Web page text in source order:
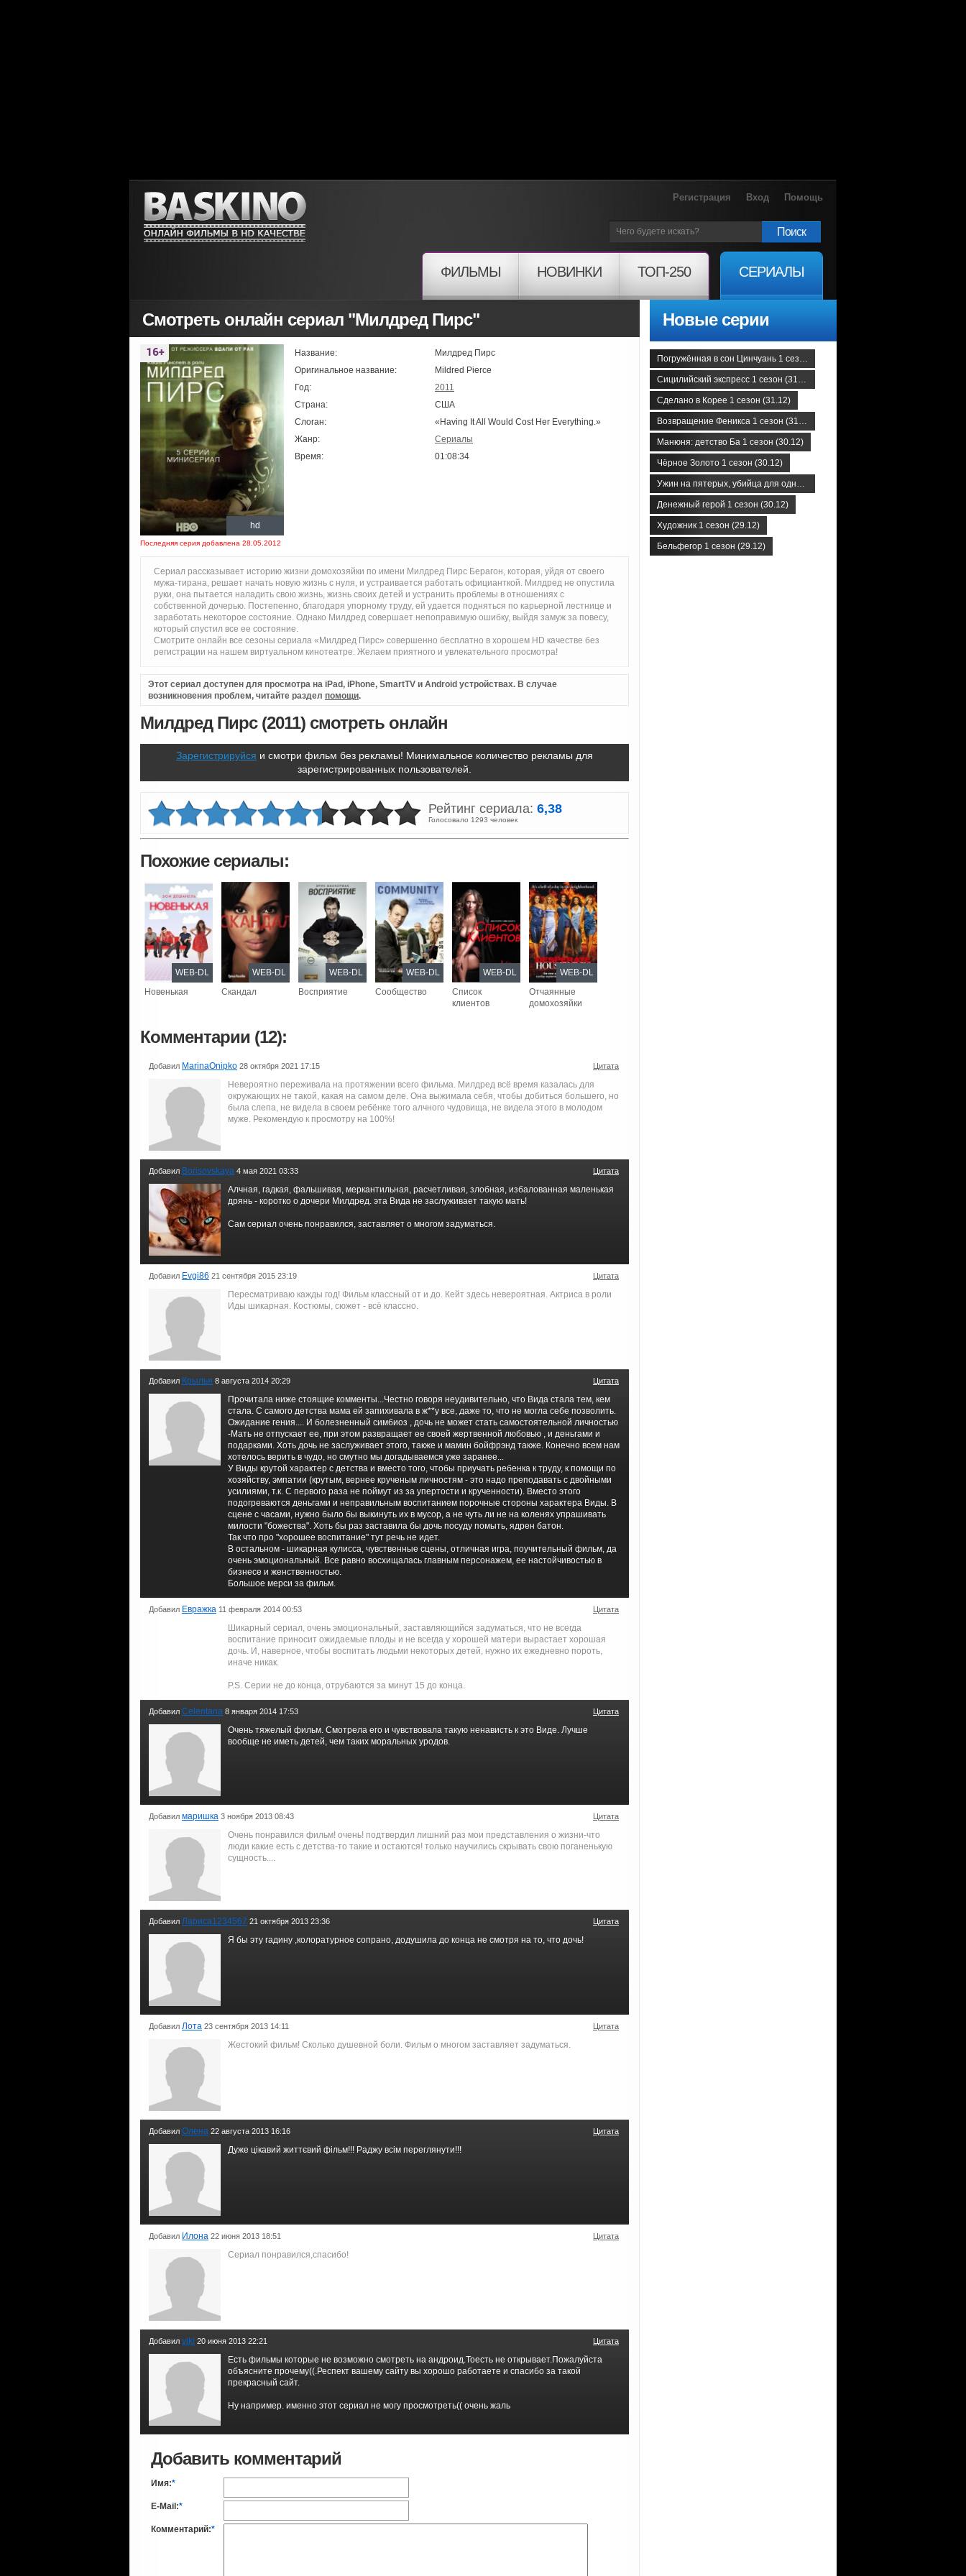
Регистрация Вход Помощь
Поиск
ФИЛЬМЫ НОВИНКИ ТОП-250 СЕРИАЛЫ
Смотреть онлайн сериал "Милдред Пирс"
hd
Последняя серия добавлена 28.05.2012
Название:
Милдред Пирс
Оригинальное название:
Mildred Pierce
Год:
2011
Страна:
США
Слоган:
«Having It All Would Cost Her Everything.»
Жанр:
Сериалы
Время:
01:08:34
Сериал рассказывает историю жизни домохозяйки по имени Милдред Пирс Берагон, которая, уйдя от своего
мужа-тирана, решает начать новую жизнь с нуля, и устраивается работать официанткой. Милдред не опустила
руки, она пытается наладить свою жизнь, жизнь своих детей и устранить проблемы в отношениях с
собственной дочерью. Постепенно, благодаря упорному труду, ей удается подняться по карьерной лестнице и
заработать некоторое состояние. Однако Милдред совершает непоправимую ошибку, выйдя замуж за повесу,
который спустил все ее состояние.
Смотрите онлайн все сезоны сериала «Милдред Пирс» совершенно бесплатно в хорошем HD качестве без
регистрации на нашем виртуальном кинотеатре. Желаем приятного и увлекательного просмотра!
Этот сериал доступен для просмотра на iPad, iPhone, SmartTV и Android устройствах. В случае
возникновения проблем, читайте раздел помощи.
Милдред Пирс (2011) смотреть онлайн
Зарегистрируйся и смотри фильм без рекламы! Минимальное количество рекламы для
зарегистрированных пользователей.
Рейтинг сериала: 6,38
Голосовало 1293 человек
Похожие сериалы:
Новенькая
WEB-DL
Скандал
WEB-DL
Восприятие
WEB-DL
Сообщество
WEB-DL
Список
клиентов
WEB-DL
Отчаянные
домохозяйки
WEB-DL
Комментарии (12):
Добавил MarinaOnipko 28 октября 2021 17:15 Цитата
Невероятно переживала на протяжении всего фильма. Милдред всё время казалась для
окружающих не такой, какая на самом деле. Она выжимала себя, чтобы добиться большего, но
была слепа, не видела в своем ребёнке того алчного чудовища, не видела этого в молодом
муже. Рекомендую к просмотру на 100%!
Добавил Borisovskaya 4 мая 2021 03:33 Цитата
Алчная, гадкая, фальшивая, меркантильная, расчетливая, злобная, избалованная маленькая
дрянь - коротко о дочери Милдред. эта Вида не заслуживает такую мать!
Сам сериал очень понравился, заставляет о многом задуматься.
Добавил Evgi86 21 сентября 2015 23:19 Цитата
Пересматриваю кажды год! Фильм классный от и до. Кейт здесь невероятная. Актриса в роли
Иды шикарная. Костюмы, сюжет - всё классно.
Добавил Крылья 8 августа 2014 20:29 Цитата
Прочитала ниже стоящие комменты...Честно говоря неудивительно, что Вида стала тем, кем
стала. С самого детства мама ей запихивала в ж**у все, даже то, что не могла себе позволить.
Ожидание гения.... И болезненный симбиоз , дочь не может стать самостоятельной личностью
-Мать не отпускает ее, при этом развращает ее своей жертвенной любовью , и деньгами и
подарками. Хоть дочь не заслуживает этого, также и мамин бойфрэнд также. Конечно всем нам
хотелось верить в чудо, но смутно мы догадываемся уже заранее...
У Виды крутой характер с детства и вместо того, чтобы приучать ребенка к труду, к помощи по
хозяйству, эмпатии (крутым, вернее крученым личностям - это надо преподавать с двойными
усилиями, т.к. С первого раза не поймут из за упертости и крученности). Вместо этого
подогреваются деньгами и неправильным воспитанием порочные стороны характера Виды. В
сцене с часами, нужно было бы выкинуть их в мусор, а не чуть ли не на коленях упрашивать
милости "божества". Хоть бы раз заставила бы дочь посуду помыть, ядрен батон.
Так что про "хорошее воспитание" тут речь не идет.
В остальном - шикарная кулисса, чувственные сцены, отличная игра, поучительный фильм, да
очень эмоциональный. Все равно восхищалась главным персонажем, ее настойчивостью в
бизнесе и женственностью.
Большое мерси за фильм.
Добавил Евражка 11 февраля 2014 00:53 Цитата
Шикарный сериал, очень эмоциональный, заставляющийся задуматься, что не всегда
воспитание приносит ожидаемые плоды и не всегда у хорошей матери вырастает хорошая
дочь. И, наверное, чтобы воспитать людьми некоторых детей, нужно их ежедневно пороть,
иначе никак.
P.S. Серии не до конца, отрубаются за минут 15 до конца.
Добавил Celentana 8 января 2014 17:53 Цитата
Очень тяжелый фильм. Смотрела его и чувствовала такую ненависть к это Виде. Лучше
вообще не иметь детей, чем таких моральных уродов.
Добавил маришка 3 ноября 2013 08:43 Цитата
Очень понравился фильм! очень! подтвердил лишний раз мои представления о жизни-что
люди какие есть с детства-то такие и остаются! только научились скрывать свою поганенькую
сущность....
Добавил Лариса1234567 21 октября 2013 23:36 Цитата
Я бы эту гадину ,колоратурное сопрано, додушила до конца не смотря на то, что дочь!
Добавил Лота 23 сентября 2013 14:11 Цитата
Жестокий фильм! Сколько душевной боли. Фильм о многом заставляет задуматься.
Добавил Олена 22 августа 2013 16:16 Цитата
Дуже цікавий життєвий фільм!!! Раджу всім переглянути!!!
Добавил Илона 22 июня 2013 18:51 Цитата
Сериал понравился,спасибо!
Добавил viki 20 июня 2013 22:21 Цитата
Есть фильмы которые не возможно смотреть на андроид.Тоесть не открывает.Пожалуйста
объясните прочему((.Респект вашему сайту вы хорошо работаете и спасибо за такой
прекрасный сайт.
Ну например. именно этот сериал не могу просмотреть(( очень жаль
Добавить комментарий
Имя:*
E-Mail:*
Комментарий:*
Новые серии
Погружённая в сон Цинчуань 1 сезон (31.12)
Сицилийский экспресс 1 сезон (31.12)
Сделано в Корее 1 сезон (31.12)
Возвращение Феникса 1 сезон (31.12)
Манюня: детство Ба 1 сезон (30.12)
Чёрное Золото 1 сезон (30.12)
Ужин на пятерых, убийца для одного 1 сезон (30.12)
Денежный герой 1 сезон (30.12)
Художник 1 сезон (29.12)
Бельфегор 1 сезон (29.12)